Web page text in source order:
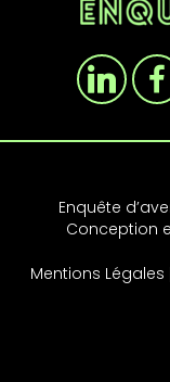
Enquête
Conception
Mentions Légales